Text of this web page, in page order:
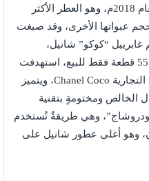
Chanel هذا العطر في ديسمبر من عام 2018م، وهو العطر الأكثر
إلى 10 أضعاف حجم عبواتها الأخرى، وقد صبغت
غابرييل “كوكو” شانيل،
مؤسسة العلامة التجارية، ومع طرح 55 قطعة فقط للبيع، استهدفت
هذه الزجاجة الضخمة عشاق العلامة التجارية Chanel Coco، ويتميز
الخالص ومختومةٍ بتقنية
وهي طريقةٌ تُستخدم
وهو أغلى عطور شانيل على